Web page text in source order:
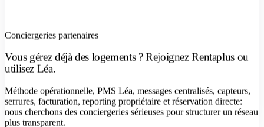
Conciergeries partenaires
Vous gérez déjà des logements ? Rejoignez Rentaplus ou
utilisez Léa.
Méthode opérationnelle, PMS Léa, messages centralisés, capteurs,
serrures, facturation, reporting propriétaire et réservation directe:
nous cherchons des conciergeries sérieuses pour structurer un réseau
plus transparent.